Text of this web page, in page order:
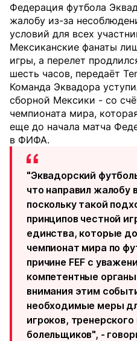
Федерация футбола
жалобу из-за
условий для всех
Мексиканские фанаты
игры, а перелет
шесть часов, передаёт
Команда Эквадора
сборной Мексики - со
чемпионата мира,
еще до начала матча
в ФИФА.
"Эквадорский
что направил жалобу
поскольку такой
принципов честной
единства, которые
чемпионат мира по
причине FEF с
компетентные
внимания этим
необходимые меры
игроков,
болельщиков", -